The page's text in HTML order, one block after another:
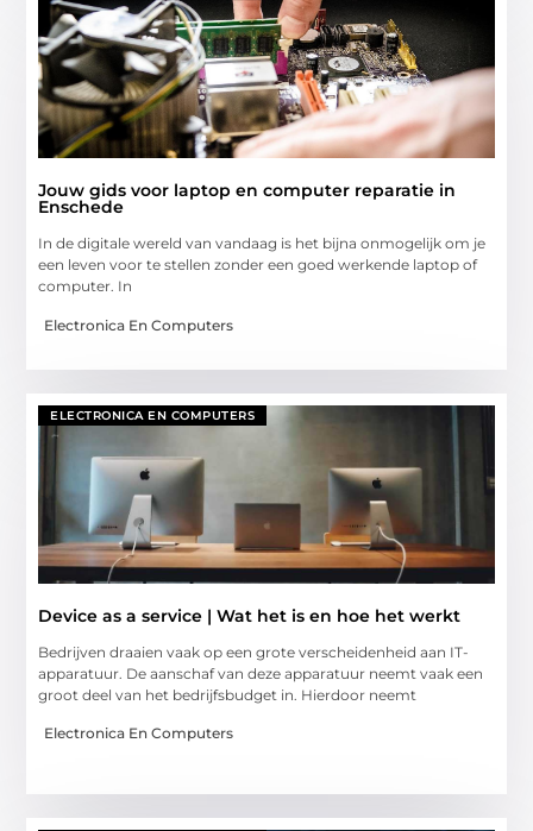
Jouw gids voor laptop en computer reparatie in
Enschede
In de digitale wereld van vandaag is het bijna onmogelijk om je
een leven voor te stellen zonder een goed werkende laptop of
computer. In
Electronica En Computers
ELECTRONICA EN COMPUTERS
Device as a service | Wat het is en hoe het werkt
Bedrijven draaien vaak op een grote verscheidenheid aan IT-
apparatuur. De aanschaf van deze apparatuur neemt vaak een
groot deel van het bedrijfsbudget in. Hierdoor neemt
Electronica En Computers